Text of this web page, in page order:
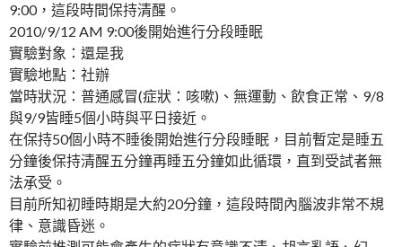
9:00，這段時間保持清醒。
2010/9/12 AM 9:00後開始進行分段睡眠
實驗對象：還是我
實驗地點：社辦
當時狀況：普通感冒(症狀：咳嗽)、無運動、飲食正常、9/8
與9/9皆睡5個小時與平日接近。
在保持50個小時不睡後開始進行分段睡眠，目前暫定是睡五
分鐘後保持清醒五分鐘再睡五分鐘如此循環，直到受試者無
法承受。
目前所知初睡時期是大約20分鐘，這段時間內腦波非常不規
律、意識昏迷。